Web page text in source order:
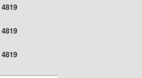
4819
4819
4819